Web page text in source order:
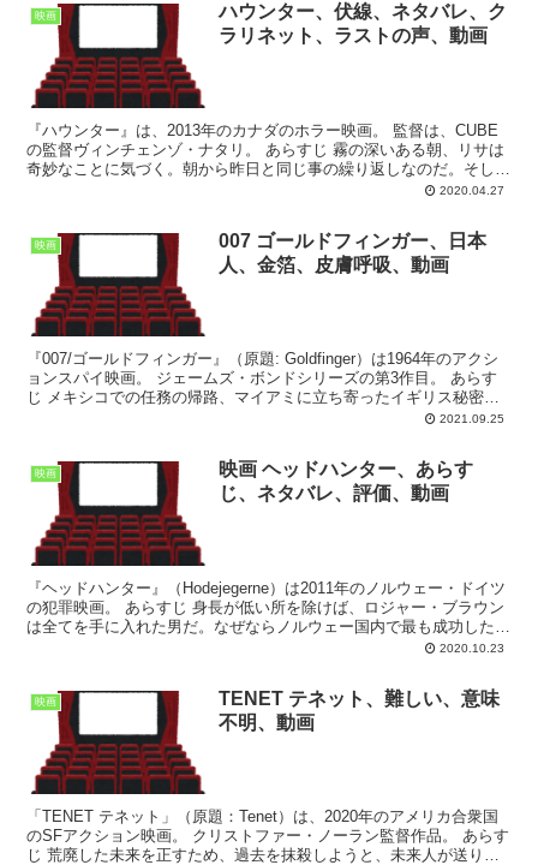
映画
ハウンター、伏線、ネタバレ、ク
ラリネット、ラストの声、動画
『ハウンター』は、2013年のカナダのホラー映画。 監督は、CUBE
の監督ヴィンチェンゾ・ナタリ。 あらすじ 霧の深いある朝、リサは
奇妙なことに気づく。朝から昨日と同じ事の繰り返しなのだ。そして
2020.04.27
映画
007 ゴールドフィンガー、日本
人、金箔、皮膚呼吸、動画
『007/ゴールドフィンガー』（原題: Goldfinger）は1964年のアクシ
ョンスパイ映画。 ジェームズ・ボンドシリーズの第3作目。 あらす
じ メキシコでの任務の帰路、マイアミに立ち寄ったイギリス秘密情
2021.09.25
映画
映画 ヘッドハンター、あらす
じ、ネタバレ、評価、動画
『ヘッドハンター』（Hodejegerne）は2011年のノルウェー・ドイツ
の犯罪映画。 あらすじ 身長が低い所を除けば、ロジャー・ブラウン
は全てを手に入れた男だ。なぜならノルウェー国内で最も成功したヘ
2020.10.23
映画
TENET テネット、難しい、意味
不明、動画
「TENET テネット」（原題：Tenet）は、2020年のアメリカ合衆国
のSFアクション映画。 クリストファー・ノーラン監督作品。 あらす
じ 荒廃した未来を正すため、過去を抹殺しようと、未来人が送り込